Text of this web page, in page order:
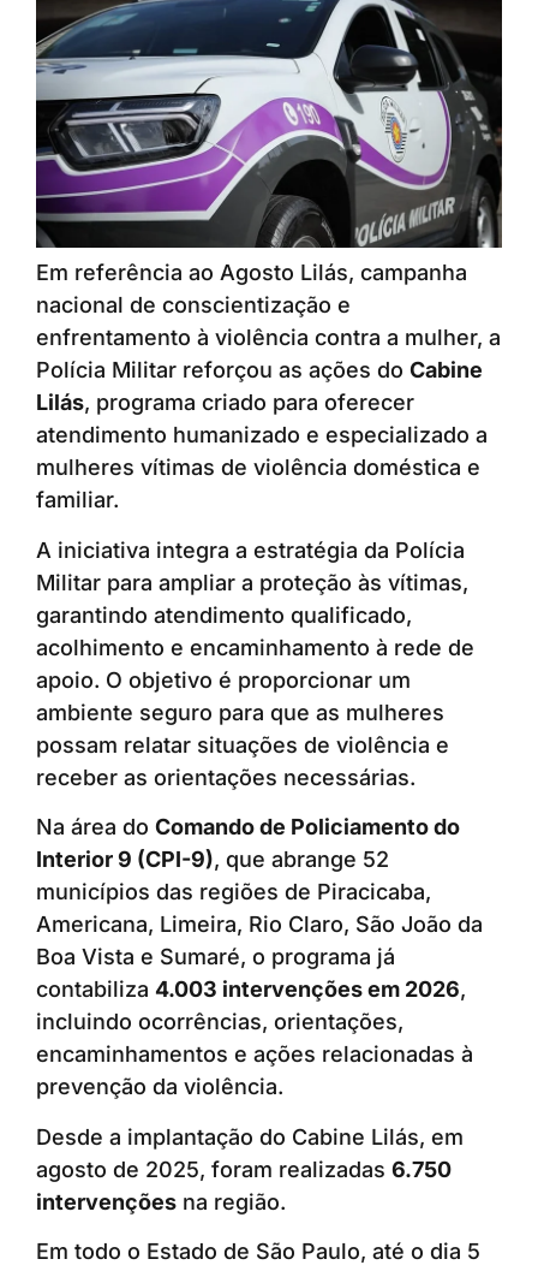
Em referência ao Agosto Lilás, campanha
nacional de conscientização e
enfrentamento à violência contra a mulher, a
Polícia Militar reforçou as ações do Cabine
Lilás, programa criado para oferecer
atendimento humanizado e especializado a
mulheres vítimas de violência doméstica e
familiar.
A iniciativa integra a estratégia da Polícia
Militar para ampliar a proteção às vítimas,
garantindo atendimento qualificado,
acolhimento e encaminhamento à rede de
apoio. O objetivo é proporcionar um
ambiente seguro para que as mulheres
possam relatar situações de violência e
receber as orientações necessárias.
Na área do Comando de Policiamento do
Interior 9 (CPI-9), que abrange 52
municípios das regiões de Piracicaba,
Americana, Limeira, Rio Claro, São João da
Boa Vista e Sumaré, o programa já
contabiliza 4.003 intervenções em 2026,
incluindo ocorrências, orientações,
encaminhamentos e ações relacionadas à
prevenção da violência.
Desde a implantação do Cabine Lilás, em
agosto de 2025, foram realizadas 6.750
intervenções na região.
Em todo o Estado de São Paulo, até o dia 5